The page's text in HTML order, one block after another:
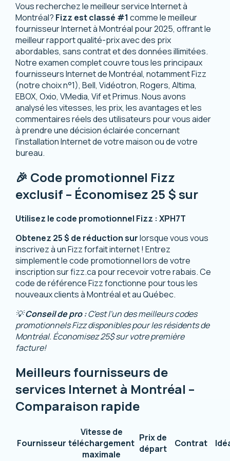
Vous recherchez le meilleur service Internet à
Montréal? Fizz est classé #1 comme le meilleur
fournisseur Internet à Montréal pour 2025, offrant le
meilleur rapport qualité-prix avec des prix
abordables, sans contrat et des données illimitées.
Notre examen complet couvre tous les principaux
fournisseurs Internet de Montréal, notamment Fizz
(notre choix n°1), Bell, Vidéotron, Rogers, Altima,
EBOX, Oxio, VMedia, Vif et Primus. Nous avons
analysé les vitesses, les prix, les avantages et les
commentaires réels des utilisateurs pour vous aider
à prendre une décision éclairée concernant
l'installation Internet de votre maison ou de votre
bureau.
🎉 Code promotionnel Fizz
exclusif – Économisez 25 $ sur
Utilisez le code promotionnel Fizz : XPH7T
Obtenez 25 $ de réduction surlorsque vous vous
inscrivez à un Fizz forfait internet ! Entrez
simplement le code promotionnel lors de votre
inscription surfizz.ca pour recevoir votre rabais. Ce
code de référence Fizz fonctionne pour tous les
nouveaux clients à Montréal et au Québec.
💡Conseil de pro :C'est l'un des meilleurs codes
promotionnels Fizz disponibles pour les résidents de
Montréal. Économisez 25$ sur votre première
facture!
Meilleurs fournisseurs de
services Internet à Montréal –
Comparaison rapide
Fournisseur
Vitesse de
téléchargement
maximale
Prix de
départ
Contrat